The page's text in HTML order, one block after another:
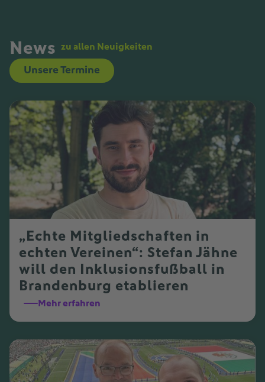
News zu allen Neuigkeiten
Unsere Termine
„Echte Mitgliedschaften in
echten Vereinen“: Stefan Jähne
will den Inklusionsfußball in
Brandenburg etablieren
Mehr erfahren